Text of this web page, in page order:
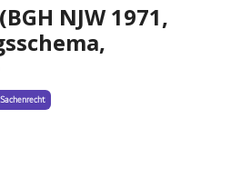
NJW 1971,
Sachenrecht